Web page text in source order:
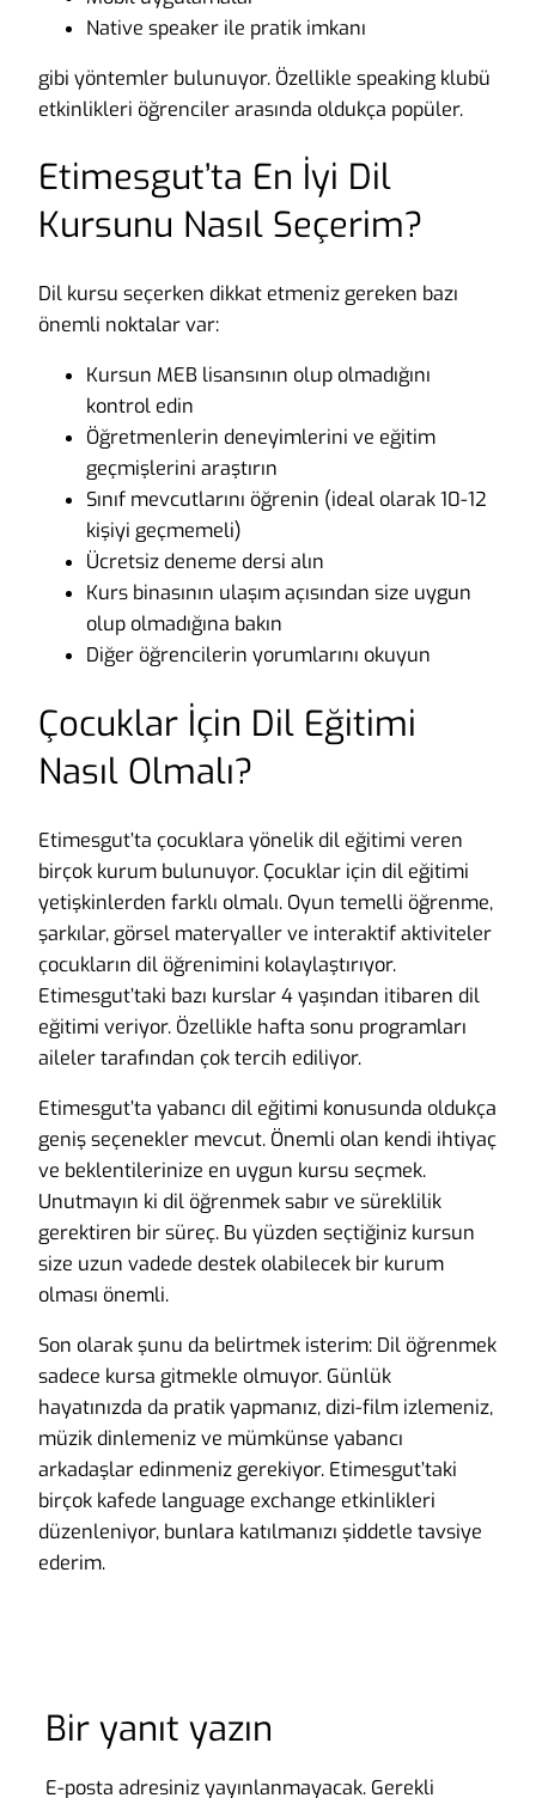
Native speaker ile pratik imkanı
gibi yöntemler bulunuyor. Özellikle speaking klubü
etkinlikleri öğrenciler arasında oldukça popüler.
Etimesgut’ta En İyi Dil
Kursunu Nasıl Seçerim?
Dil kursu seçerken dikkat etmeniz gereken bazı
önemli noktalar var:
Kursun MEB lisansının olup olmadığını
kontrol edin
Öğretmenlerin deneyimlerini ve eğitim
geçmişlerini araştırın
Sınıf mevcutlarını öğrenin (ideal olarak 10-12
kişiyi geçmemeli)
Ücretsiz deneme dersi alın
Kurs binasının ulaşım açısından size uygun
olup olmadığına bakın
Diğer öğrencilerin yorumlarını okuyun
Çocuklar İçin Dil Eğitimi
Nasıl Olmalı?
Etimesgut’ta çocuklara yönelik dil eğitimi veren
birçok kurum bulunuyor. Çocuklar için dil eğitimi
yetişkinlerden farklı olmalı. Oyun temelli öğrenme,
şarkılar, görsel materyaller ve interaktif aktiviteler
çocukların dil öğrenimini kolaylaştırıyor.
Etimesgut’taki bazı kurslar 4 yaşından itibaren dil
eğitimi veriyor. Özellikle hafta sonu programları
aileler tarafından çok tercih ediliyor.
Etimesgut’ta yabancı dil eğitimi konusunda oldukça
geniş seçenekler mevcut. Önemli olan kendi ihtiyaç
ve beklentilerinize en uygun kursu seçmek.
Unutmayın ki dil öğrenmek sabır ve süreklilik
gerektiren bir süreç. Bu yüzden seçtiğiniz kursun
size uzun vadede destek olabilecek bir kurum
olması önemli.
Son olarak şunu da belirtmek isterim: Dil öğrenmek
sadece kursa gitmekle olmuyor. Günlük
hayatınızda da pratik yapmanız, dizi-film izlemeniz,
müzik dinlemeniz ve mümkünse yabancı
arkadaşlar edinmeniz gerekiyor. Etimesgut’taki
birçok kafede language exchange etkinlikleri
düzenleniyor, bunlara katılmanızı şiddetle tavsiye
ederim.
Bir yanıt yazın
E-posta adresiniz yayınlanmayacak. Gerekli